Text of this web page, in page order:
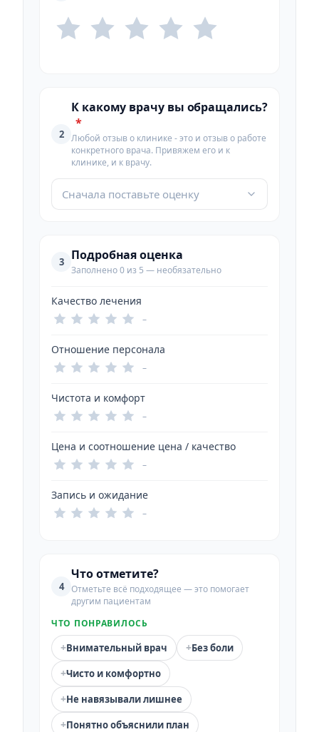
2
К какому врачу вы обращались?
*
Любой отзыв о клинике - это и отзыв о работе
конкретного врача. Привяжем его и к
клинике, и к врачу.
Сначала поставьте оценку
3 Подробная оценка
Заполнено 0 из 5 — необязательно
Качество лечения
–
Отношение персонала
–
Чистота и комфорт
–
Цена и соотношение цена / качество
–
Запись и ожидание
–
4
Что отметите?
Отметьте всё подходящее — это помогает
другим пациентам
ЧТО ПОНРАВИЛОСЬ
+Внимательный врач +Без боли
+Чисто и комфортно
+Не навязывали лишнее
+Понятно объяснили план